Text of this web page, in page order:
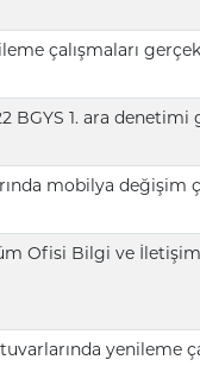
çalışmaları
BGYS 1. ara
mobilya değişim
Ofisi Bilgi ve
yenileme